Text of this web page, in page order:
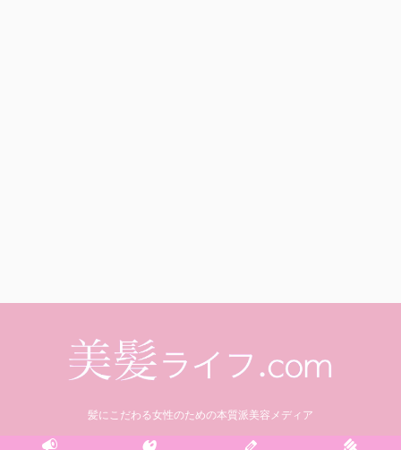
髪にこだわる女性のための本質派美容メディア
© 2021 美髪ライフ.com